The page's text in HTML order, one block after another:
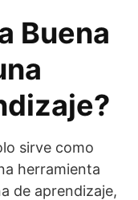
Buena
sirve como
herramienta
de aprendizaje,